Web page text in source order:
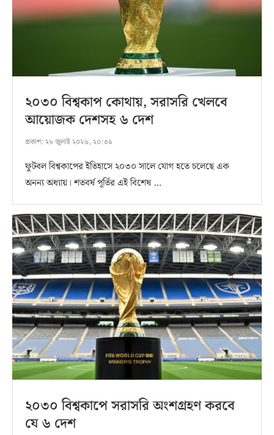
২০৩০ বিশ্বকাপ কোথায়, সরাসরি খেলবে
আয়োজক দেশসহ ৬ দেশ
প্রকাশ: ২৮ জুলাই ২০২৬, ২০:৩৯
ফুটবল বিশ্বকাপের ইতিহাসে ২০৩০ সালে যোগ হতে চলেছে এক
অনন্য অধ্যায়। শতবর্ষ পূর্তির এই বিশেষ …
২০৩০ বিশ্বকাপে সরাসরি অংশগ্রহণ করবে
যে ৬ দেশ